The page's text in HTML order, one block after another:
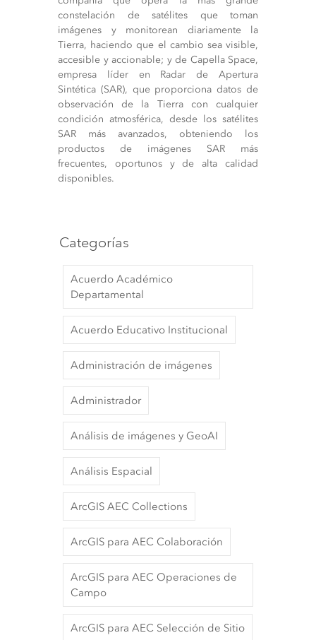
constelación de satélites que toman
imágenes y monitorean diariamente la
Tierra, haciendo que el cambio sea visible,
accesible y accionable; y de Capella Space,
empresa líder en Radar de Apertura
Sintética (SAR), que proporciona datos de
observación de la Tierra con cualquier
condición atmosférica, desde los satélites
SAR más avanzados, obteniendo los
productos de imágenes SAR más
frecuentes, oportunos y de alta calidad
disponibles.
Categorías
Acuerdo Académico
Departamental
Acuerdo Educativo Institucional
Administración de imágenes
Administrador
Análisis de imágenes y GeoAI
Análisis Espacial
ArcGIS AEC Collections
ArcGIS para AEC Colaboración
ArcGIS para AEC Operaciones de
Campo
ArcGIS para AEC Selección de Sitio